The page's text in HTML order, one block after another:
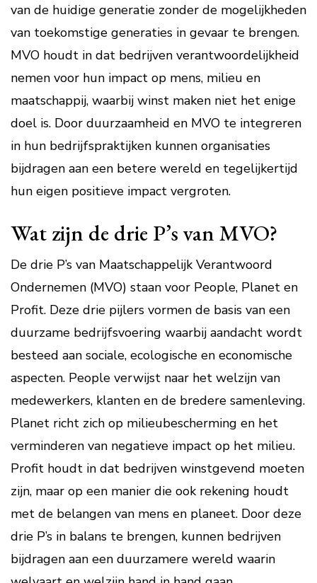
van de huidige generatie zonder de mogelijkheden
van toekomstige generaties in gevaar te brengen.
MVO houdt in dat bedrijven verantwoordelijkheid
nemen voor hun impact op mens, milieu en
maatschappij, waarbij winst maken niet het enige
doel is. Door duurzaamheid en MVO te integreren
in hun bedrijfspraktijken kunnen organisaties
bijdragen aan een betere wereld en tegelijkertijd
hun eigen positieve impact vergroten.
Wat zijn de drie P’s van MVO?
De drie P’s van Maatschappelijk Verantwoord
Ondernemen (MVO) staan voor People, Planet en
Profit. Deze drie pijlers vormen de basis van een
duurzame bedrijfsvoering waarbij aandacht wordt
besteed aan sociale, ecologische en economische
aspecten. People verwijst naar het welzijn van
medewerkers, klanten en de bredere samenleving.
Planet richt zich op milieubescherming en het
verminderen van negatieve impact op het milieu.
Profit houdt in dat bedrijven winstgevend moeten
zijn, maar op een manier die ook rekening houdt
met de belangen van mens en planeet. Door deze
drie P’s in balans te brengen, kunnen bedrijven
bijdragen aan een duurzamere wereld waarin